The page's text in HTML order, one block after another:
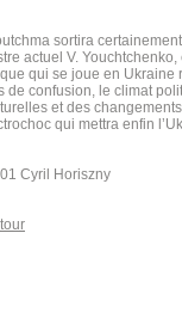
sortira
actuel V.
qui se joue en Ukraine
de confusion, le climat
et des
qui mettra enfin
Cyril Horiszny